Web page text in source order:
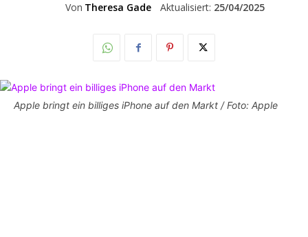
Von Theresa Gade Aktualisiert: 25/04/2025
Apple bringt ein billiges iPhone auf den Markt / Foto: Apple